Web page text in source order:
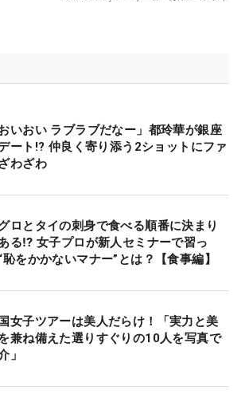
おいおい ラブラブだなー」都玲華が銀座
ート!? 仲良く寄り添う2ショットにファ
わざわ
ロとタイの刺身で食べる順番に決まり
る⁉ 女子プロが新人セミナーで習っ
恥をかかないマナー”とは？【食事編】
女子ツアーは美人だらけ！「実力と美
兼ね備えた選りすぐりの10人を写真で
」